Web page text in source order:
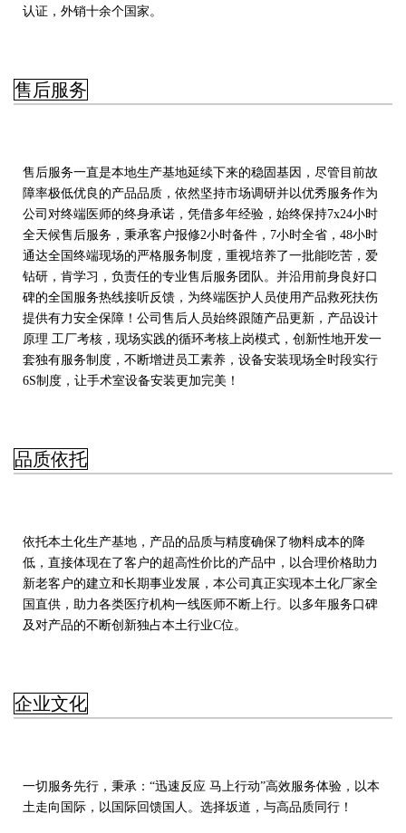
认证，外销十余个国家。
售后服务
售后服务一直是本地生产基地延续下来的稳固基因，尽管目前故
障率极低优良的产品品质，依然坚持市场调研并以优秀服务作为
公司对终端医师的终身承诺，凭借多年经验，始终保持7x24小时
全天候售后服务，秉承客户报修2小时备件，7小时全省，48小时
通达全国终端现场的严格服务制度，重视培养了一批能吃苦，爱
钻研，肯学习，负责任的专业售后服务团队。并沿用前身良好口
碑的全国服务热线接听反馈，为终端医护人员使用产品救死扶伤
提供有力安全保障！公司售后人员始终跟随产品更新，产品设计
原理 工厂考核，现场实践的循环考核上岗模式，创新性地开发一
套独有服务制度，不断增进员工素养，设备安装现场全时段实行
6S制度，让手术室设备安装更加完美！
品质依托
依托本土化生产基地，产品的品质与精度确保了物料成本的降
低，直接体现在了客户的超高性价比的产品中，以合理价格助力
新老客户的建立和长期事业发展，本公司真正实现本土化厂家全
国直供，助力各类医疗机构一线医师不断上行。以多年服务口碑
及对产品的不断创新独占本土行业C位。
企业文化
一切服务先行，秉承：“迅速反应 马上行动”高效服务体验，以本
土走向国际，以国际回馈国人。选择坂道，与高品质同行！